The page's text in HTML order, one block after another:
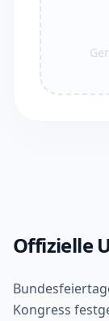
Offizielle
Kongress